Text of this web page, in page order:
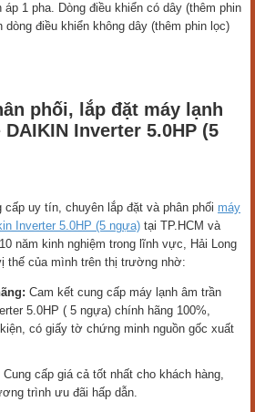
áp 1 pha. Dòng điều khiển có dây (thêm phin
dòng điều khiển không dây (thêm phin lọc)
phối, lắp đặt máy lạnh
DAIKIN Inverter 5.0HP (5
cấp uy tín, chuyên lắp đặt và phân phối máy
Inverter 5.0HP (5 ngựa) tại TP.HCM và
năm kinh nghiệm trong lĩnh vực, Hải Long
thế của mình trên thị trường nhờ:
Cam kết cung cấp máy lạnh âm trần
5.0HP ( 5 ngựa) chính hãng 100%,
có giấy tờ chứng minh nguồn gốc xuất
Cung cấp giá cả tốt nhất cho khách hàng,
trình ưu đãi hấp dẫn.